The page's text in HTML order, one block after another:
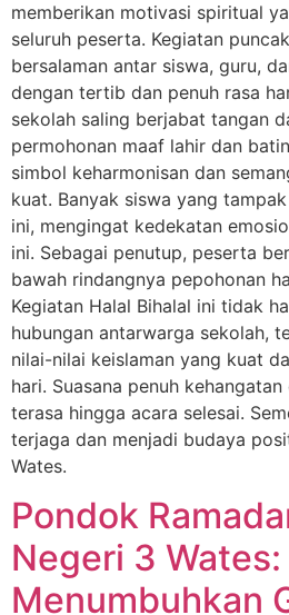
memberikan motivasi spiritual
seluruh peserta. Kegiatan
bersalaman antar siswa, guru,
dengan tertib dan penuh rasa
sekolah saling berjabat tangan
permohonan maaf lahir dan
simbol keharmonisan dan
kuat. Banyak siswa yang
ini, mengingat kedekatan
ini. Sebagai penutup, peserta
bawah rindangnya pepohonan
Kegiatan Halal Bihalal ini tidak
hubungan antarwarga sekolah,
nilai-nilai keislaman yang kuat
hari. Suasana penuh
terasa hingga acara selesai.
terjaga dan menjadi budaya
Wates.
Pondok
Negeri 3 Wates:
Menumbuhkan